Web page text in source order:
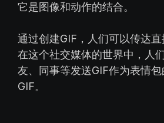
它是图像和动作的结合。
通过创建GIF，人们可以传达直
在这个社交媒体的世界中，人
友、同事等发送GIF作为表情
GIF。